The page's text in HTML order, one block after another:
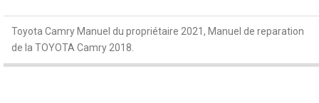
Toyota Camry Manuel du propriétaire 2021, Manuel de reparation
de la TOYOTA Camry 2018.